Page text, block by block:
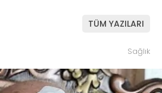
TÜM YAZILARI
Sağlık